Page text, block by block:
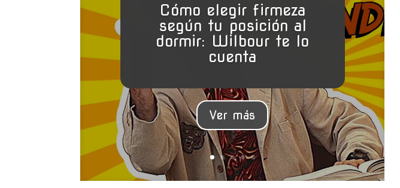
Cómo elegir firmeza
según tu posición al
dormir: Wilbour te lo
cuenta
Ver más